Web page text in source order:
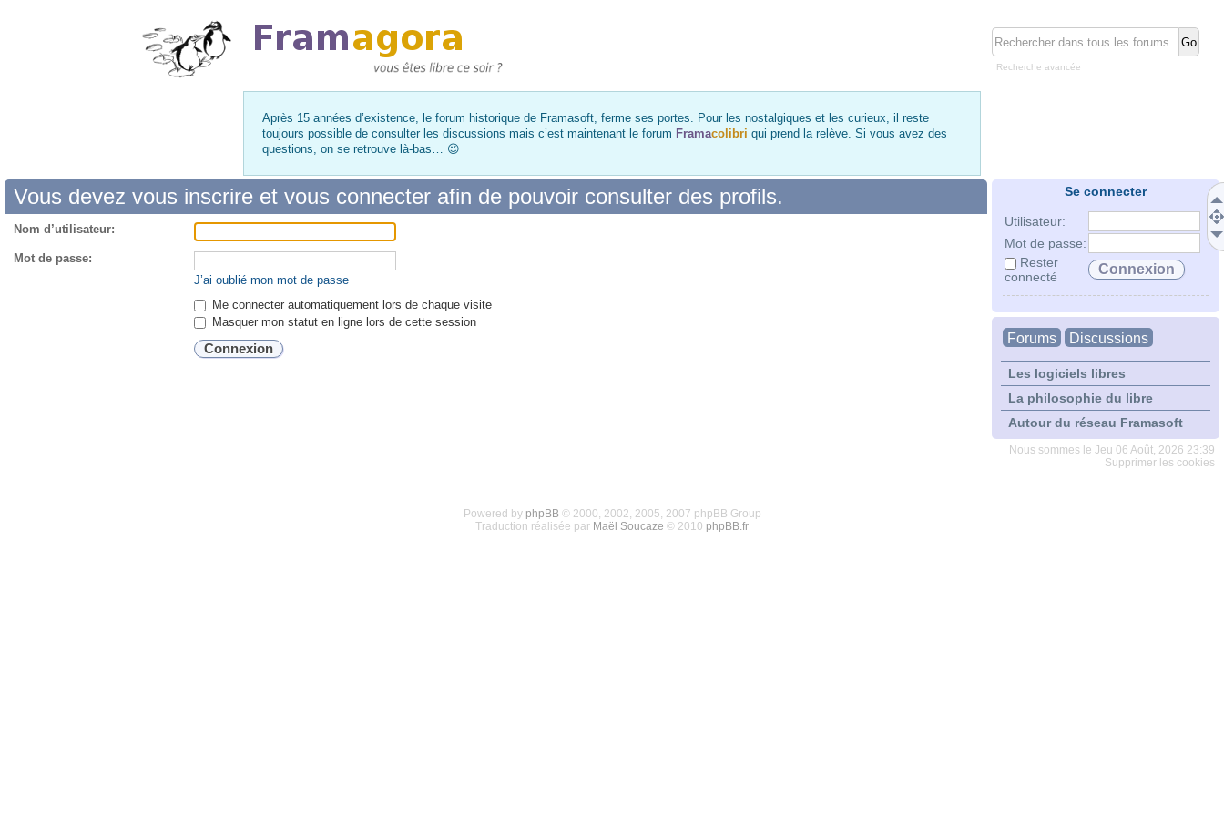
Recherche avancée
Après 15 années d’existence, le forum historique de Framasoft, ferme ses portes. Pour les nostalgiques et les curieux, il reste
toujours possible de consulter les discussions mais c’est maintenant le forum Framacolibri qui prend la relève. Si vous avez des
questions, on se retrouve là-bas… 😉
Se connecter
Utilisateur:
Mot de passe:
Rester
connecté
Forums Discussions
Les logiciels libres
La philosophie du libre
Autour du réseau Framasoft
Nous sommes le Jeu 06 Août, 2026 23:39
Supprimer les cookies
Vous devez vous inscrire et vous connecter afin de pouvoir consulter des profils.
Nom d’utilisateur:
Mot de passe:
J’ai oublié mon mot de passe
Me connecter automatiquement lors de chaque visite
Masquer mon statut en ligne lors de cette session
Powered by phpBB© 2000, 2002, 2005, 2007 phpBB Group
Traduction réalisée par Maël Soucaze © 2010 phpBB.fr